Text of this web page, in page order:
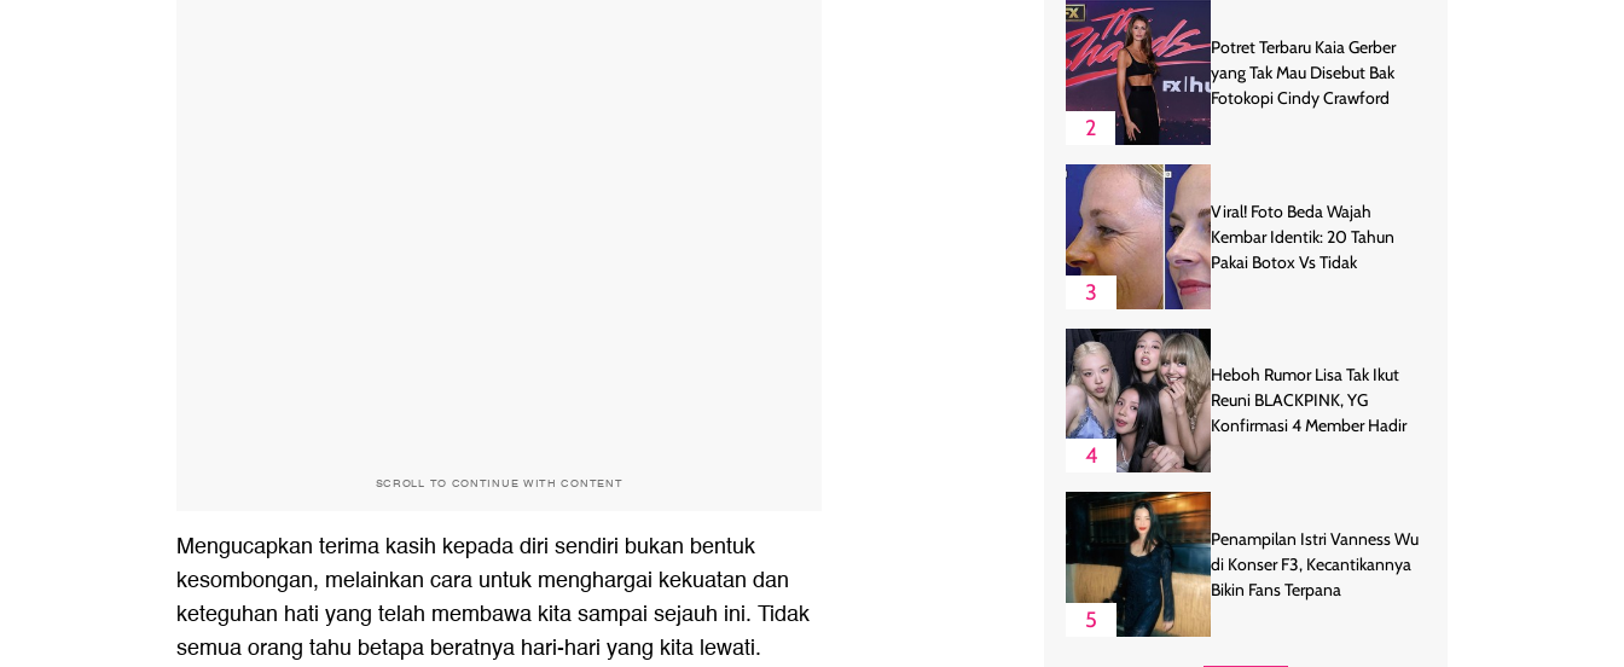
SCROLL TO CONTINUE WITH CONTENT
Mengucapkan terima kasih kepada diri sendiri bukan bentuk
kesombongan, melainkan cara untuk menghargai kekuatan dan
keteguhan hati yang telah membawa kita sampai sejauh ini. Tidak
semua orang tahu betapa beratnya hari-hari yang kita lewati.
2
Potret Terbaru Kaia Gerber
yang Tak Mau Disebut Bak
Fotokopi Cindy Crawford
3
Viral! Foto Beda Wajah
Kembar Identik: 20 Tahun
Pakai Botox Vs Tidak
4
Heboh Rumor Lisa Tak Ikut
Reuni BLACKPINK, YG
Konfirmasi 4 Member Hadir
5
Penampilan Istri Vanness Wu
di Konser F3, Kecantikannya
Bikin Fans Terpana